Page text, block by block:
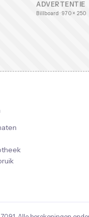
ADVERTENTIE
Billboard · 970 × 250